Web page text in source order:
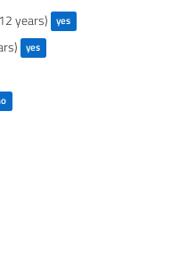
years) yes
yes